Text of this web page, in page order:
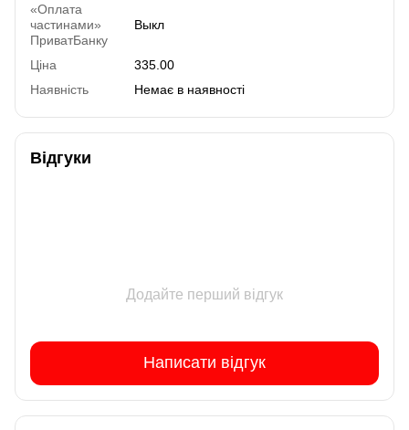
«Оплата
частинами»
ПриватБанку
Выкл
Ціна
335.00
Наявність
Немає в наявності
Відгуки
Додайте перший відгук
Написати відгук